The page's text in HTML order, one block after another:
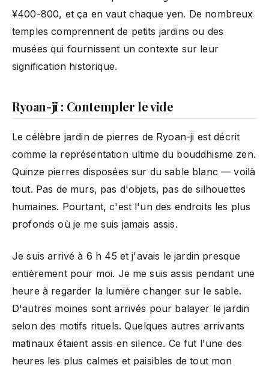
¥400-800, et ça en vaut chaque yen. De nombreux
temples comprennent de petits jardins ou des
musées qui fournissent un contexte sur leur
signification historique.
Ryoan-ji : Contempler le vide
Le célèbre jardin de pierres de Ryoan-ji est décrit
comme la représentation ultime du bouddhisme zen.
Quinze pierres disposées sur du sable blanc — voilà
tout. Pas de murs, pas d'objets, pas de silhouettes
humaines. Pourtant, c'est l'un des endroits les plus
profonds où je me suis jamais assis.
Je suis arrivé à 6 h 45 et j'avais le jardin presque
entièrement pour moi. Je me suis assis pendant une
heure à regarder la lumière changer sur le sable.
D'autres moines sont arrivés pour balayer le jardin
selon des motifs rituels. Quelques autres arrivants
matinaux étaient assis en silence. Ce fut l'une des
heures les plus calmes et paisibles de tout mon